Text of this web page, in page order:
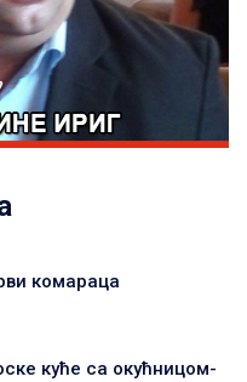
комараца
куће са окућницом-